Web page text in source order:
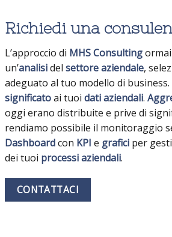
Richiedi una
L’approccio di MHS Consulting
un’analisidel settoreaziendale,
adeguato al tuo modello di business.
significatoai tuoi datiaziendali.
oggi erano distribuite e prive di
rendiamo possibile il monitoraggio
Dashboardcon KPI e grafici per
dei tuoi processiaziendali.
CONTATTACI